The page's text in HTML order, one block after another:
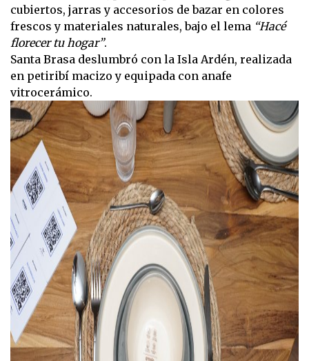
cubiertos, jarras y accesorios de bazar en colores
frescos y materiales naturales, bajo el lema “Hacé
florecer tu hogar”.
Santa Brasa deslumbró con la Isla Ardén, realizada
en petiribí macizo y equipada con anafe
vitrocerámico.